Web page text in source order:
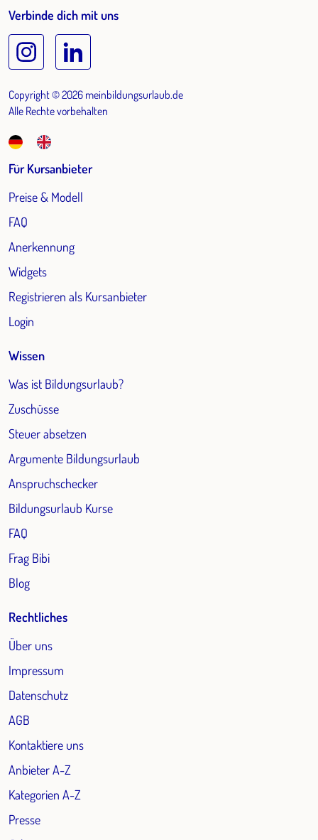
Verbinde dich mit uns
Copyright © 2026 meinbildungsurlaub.de
Alle Rechte vorbehalten
Für Kursanbieter
Preise & Modell
FAQ
Anerkennung
Widgets
Registrieren als Kursanbieter
Login
Wissen
Was ist Bildungsurlaub?
Zuschüsse
Steuer absetzen
Argumente Bildungsurlaub
Anspruchschecker
Bildungsurlaub Kurse
FAQ
Frag Bibi
Blog
Rechtliches
Über uns
Impressum
Datenschutz
AGB
Kontaktiere uns
Anbieter A-Z
Kategorien A-Z
Presse